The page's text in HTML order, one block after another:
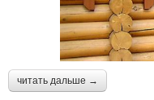
читать дальше →